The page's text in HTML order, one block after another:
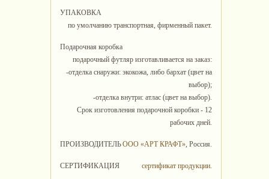
УПАКОВКА
по умолчанию транспортная, фирменный пакет.
Подарочная коробка
подарочный футляр изготавливается на заказ:
-отделка снаружи: экокожа, либо бархат (цвет на
выбор);
-отделка внутри: атлас (цвет на выбор).
Срок изготовления подарочной коробки - 12
рабочих дней.
ПРОИЗВОДИТЕЛЬООО «АРТ КРАФТ», Россия.
СЕРТИФИКАЦИЯ сертификат продукции.